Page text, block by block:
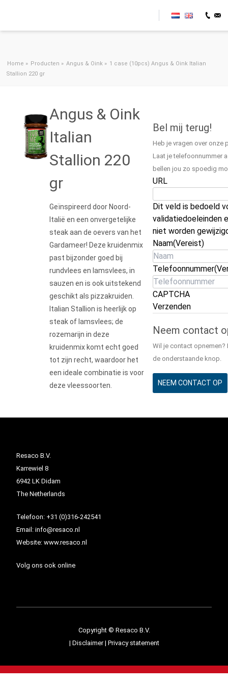
Home » Producten » Angus & Oink » 1 case (10pcs) Angus & Oink Italian
Stallion 220 gr
Angus & Oink
Italian
Stallion 220
gr
Geïnspireerd door Noord-
Italië en een onvergetelijke
steak aan de oevers van het
Gardameer! Deze kruidenmix
past bijzonder goed bij
rundvlees en lamsvlees, in
sauzen en is ook uitstekend
geschikt als pizzakruiden.
Italian Stallion is heerlijk op
steak of lamsvlees; de
rozemarijn in deze
kruidenmix komt echt goed
tot zijn recht, waardoor het
een ideale combinatie is voor
deze vleessoorten.
Bel mij terug!
Heb je vragen over onze
Laat je telefoonnummer
bellen jou zo spoedig
URL
Dit veld is bedoeld
validatiedoeleinden
niet worden
Naam(Vereist)
Telefoonnummer
CAPTCHA
Verzenden
Neem contact
Wil je contact opnemen?
de onderstaande knop.
NEEM CONTACT OP
Resaco B.V.
Karrewiel 8
6942 LK Didam
The Netherlands
Telefoon: +31 (0)316-242541
Email: info@resaco.nl
Website: www.resaco.nl
Volg ons ook online
Copyright © Resaco B.V.
| Disclaimer| Privacy statement